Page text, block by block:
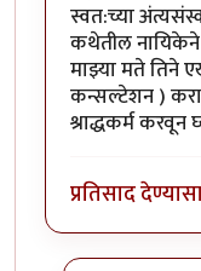
स्वत:च्या
कथेतील नायिकेने
माझ्या मते तिने
कन्सल्टेशन )
श्राद्धकर्म करवून
प्रतिसाद